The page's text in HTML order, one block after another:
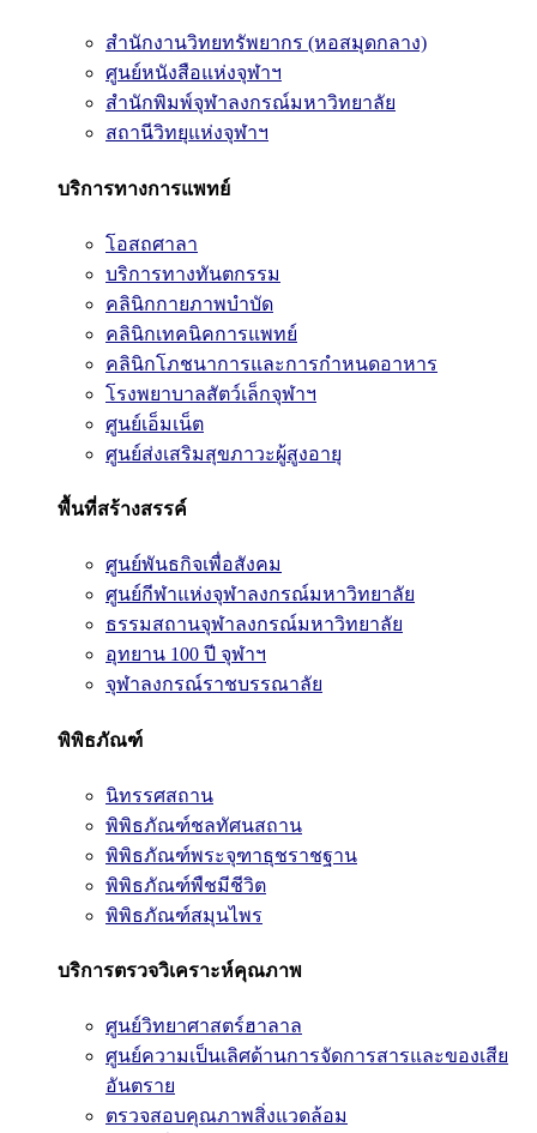
สำนักงานวิทยทรัพยากร (หอสมุดกลาง)
ศูนย์หนังสือแห่งจุฬาฯ
สำนักพิมพ์จุฬาลงกรณ์มหาวิทยาลัย
สถานีวิทยุแห่งจุฬาฯ
บริการทางการแพทย์
โอสถศาลา
บริการทางทันตกรรม
คลินิกกายภาพบำบัด
คลินิกเทคนิคการแพทย์
คลินิกโภชนาการและการกำหนดอาหาร
โรงพยาบาลสัตว์เล็กจุฬาฯ
ศูนย์เอ็มเน็ต
ศูนย์ส่งเสริมสุขภาวะผู้สูงอายุ
พื้นที่สร้างสรรค์
ศูนย์พันธกิจเพื่อสังคม
ศูนย์กีฬาแห่งจุฬาลงกรณ์มหาวิทยาลัย
ธรรมสถานจุฬาลงกรณ์มหาวิทยาลัย
อุทยาน 100 ปี จุฬาฯ
จุฬาลงกรณ์ราชบรรณาลัย
พิพิธภัณฑ์
นิทรรศสถาน
พิพิธภัณฑ์ชลทัศนสถาน
พิพิธภัณฑ์พระจุฑาธุชราชฐาน
พิพิธภัณฑ์พืชมีชีวิต
พิพิธภัณฑ์สมุนไพร
บริการตรวจวิเคราะห์คุณภาพ
ศูนย์วิทยาศาสตร์ฮาลาล
ศูนย์ความเป็นเลิศด้านการจัดการสารและของเสีย
อันตราย
ตรวจสอบคุณภาพสิ่งแวดล้อม